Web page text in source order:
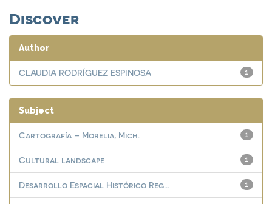
Discover
Author
1
CLAUDIA RODRÍGUEZ ESPINOSA
Subject
1
Cartografía – Morelia, Mich.
1
Cultural landscape
1
Desarrollo Espacial Histórico Reg...